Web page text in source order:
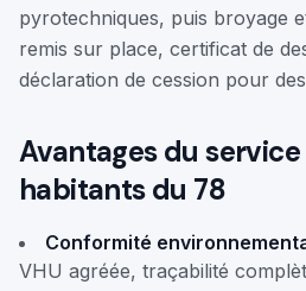
pyrotechniques, puis broyage
remis sur place, certificat de
déclaration de cession pour
Avantages du
habitants du 78
Conformité
VHU agréée, traçabilité